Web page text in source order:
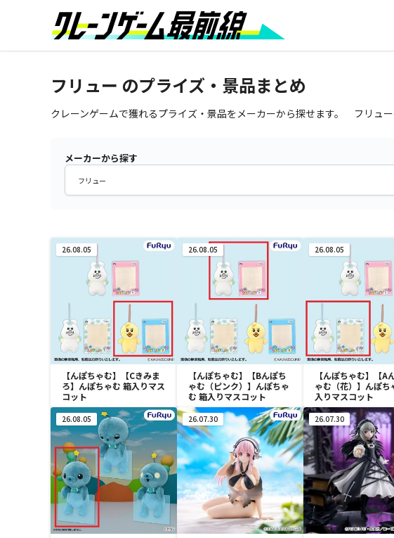
フリュー のプライズ・景品まとめ
クレーンゲームで獲れるプライズ・景品をメーカーから探せます。 フリュ
メーカーから探す
26.08.05
【んぽちゃむ】【Cきみま
ろ】んぽちゃむ 箱入りマス
コット
26.08.05
【んぽちゃむ】【Bんぽち
ゃむ（ピンク）】んぽちゃ
む 箱入りマスコット
26.08.05
【んぽちゃむ】【A
ゃむ（花）】んぽち
入りマスコット
26.08.05 26.07.30 26.07.30